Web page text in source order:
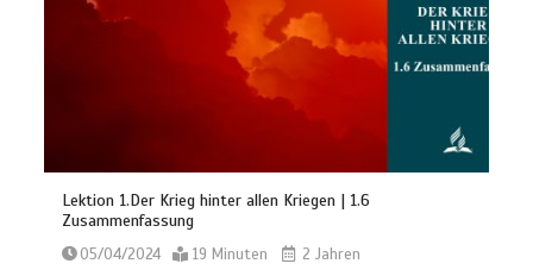
Lektion 1.Der Krieg hinter allen Kriegen | 1.6
Zusammenfassung
05/04/2024 19 Minuten
2 Jahren